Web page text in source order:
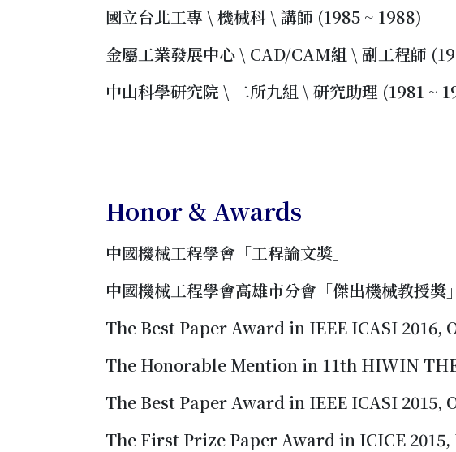
國立台北工專 \ 機械科 \ 講師 (1985 ~ 1988)
金屬工業發展中心 \ CAD/CAM組 \ 副工程師
中山科學研究院 \ 二所九組 \ 研究助理 (1981 ~
Honor & Awards
中國機械工程學會「工程論文獎」
中國機械工程學會高雄市分會「傑出機械教授獎」
The Best Paper Award in IEEE ICASI 2016,
The Honorable Mention in 11th HIWIN
The Best Paper Award in IEEE ICASI 2015,
The First Prize Paper Award in ICICE